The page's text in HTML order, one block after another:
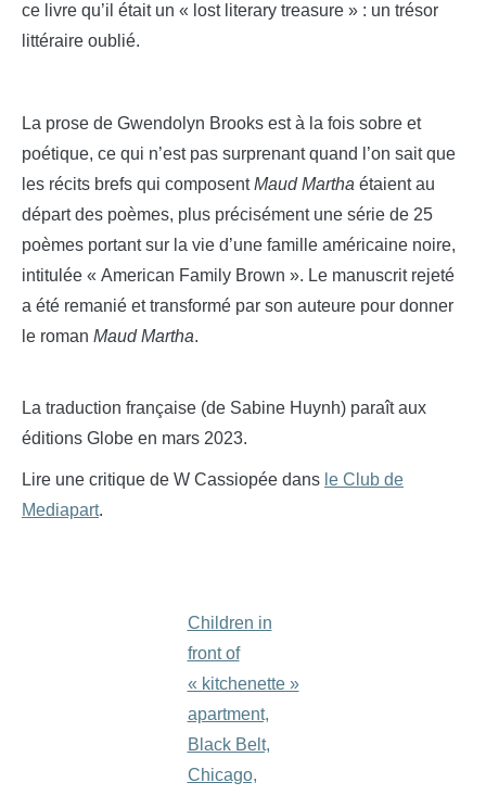
ce livre qu’il était un « lost literary treasure » : un trésor
littéraire oublié.
La prose de Gwendolyn Brooks est à la fois sobre et
poétique, ce qui n’est pas surprenant quand l’on sait que
les récits brefs qui composentMaud Martha étaient au
départ des poèmes, plus précisément une série de 25
poèmes portant sur la vie d’une famille américaine noire,
intitulée « American Family Brown ». Le manuscrit rejeté
a été remanié et transformé par son auteure pour donner
le roman Maud Martha.
La traduction française (de Sabine Huynh) paraît aux
éditions Globe en mars 2023.
Lire une critique de W Cassiopée dans le Club de
Mediapart.
Children in
front of
« kitchenette »
apartment,
Black Belt,
Chicago,